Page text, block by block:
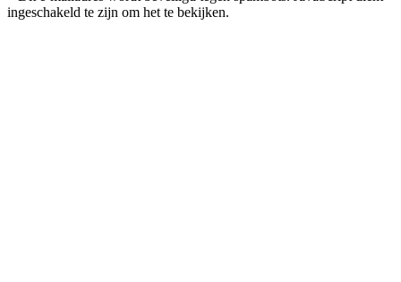
ingeschakeld te zijn om het te bekijken.